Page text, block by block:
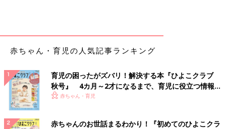
赤ちゃん・育児の人気記事ランキング
育児の困ったがズバリ！解決する本『ひよこクラブ
秋号』 4カ月～2才になるまで、育児に役立つ情報が
いっぱい！
赤ちゃん・育児
赤ちゃんのお世話まるわかり！『初めてのひよこクラ